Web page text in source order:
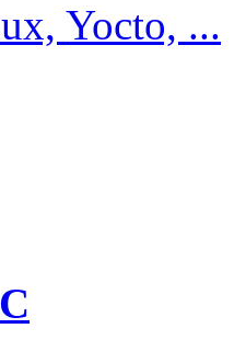
Yocto, ...